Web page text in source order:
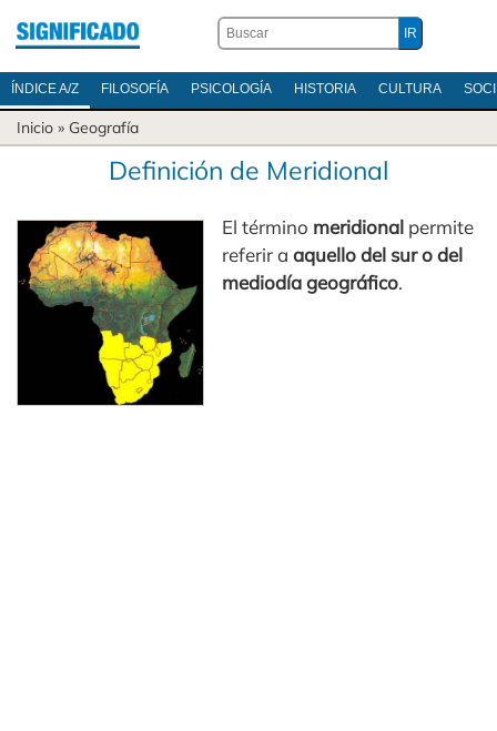
ÍNDICE A/Z FILOSOFÍA PSICOLOGÍA HISTORIA CULTURA
Inicio » Geografía
Definición de Meridional
El término meridional permite
referir a aquello del sur o del
mediodía geográfico.